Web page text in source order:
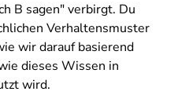
B sagen" verbirgt. Du
Verhaltensmuster
wir darauf basierend
dieses Wissen in
wird.